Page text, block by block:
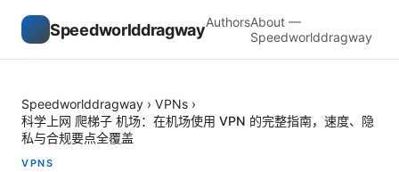
SpeedworlddragwayAuthorsAbout —
Speedworlddragway
Speedworlddragway › VPNs ›
科学上网 爬梯子 机场：在机场使用 VPN 的完整指南，速度、隐
私与合规要点全覆盖
VPNS